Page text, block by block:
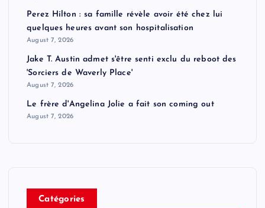
Perez Hilton : sa famille révèle avoir été chez lui
quelques heures avant son hospitalisation
August 7, 2026
Jake T. Austin admet s'être senti exclu du reboot des
'Sorciers de Waverly Place'
August 7, 2026
Le frère d'Angelina Jolie a fait son coming out
August 7, 2026
Catégories